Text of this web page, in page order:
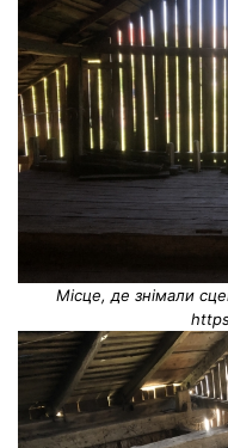
Місце, де знімали